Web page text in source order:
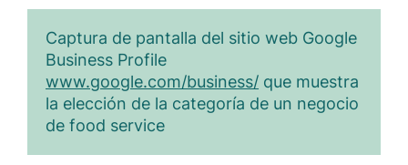
Captura de pantalla del sitio web Google
Business Profile
www.google.com/business/ que muestra
la elección de la categoría de un negocio
de food service